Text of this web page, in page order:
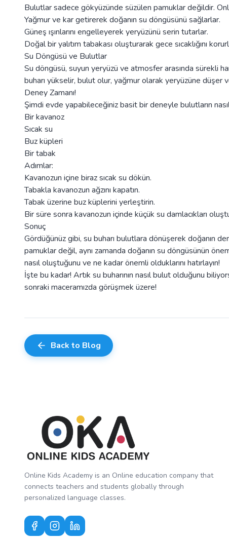
Bulutlar sadece gökyüzünde süzülen pamuklar değildir.
Yağmur ve kar getirerek doğanın su döngüsünü sağlarlar.
Güneş ışınlarını engelleyerek yeryüzünü serin tutarlar.
Doğal bir yalıtım tabakası oluşturarak gece sıcaklığını
Su Döngüsü ve Bulutlar
Su döngüsü, suyun yeryüzü ve atmosfer arasında sürekli
buharı yükselir, bulut olur, yağmur olarak yeryüzüne düşer
Deney Zamanı!
Şimdi evde yapabileceğiniz basit bir deneyle bulutların
Bir kavanoz
Sıcak su
Buz küpleri
Bir tabak
Adımlar:
Kavanozun içine biraz sıcak su dökün.
Tabakla kavanozun ağzını kapatın.
Tabak üzerine buz küplerini yerleştirin.
Bir süre sonra kavanozun içinde küçük su damlacıkları
Sonuç
Gördüğünüz gibi, su buharı bulutlara dönüşerek doğanın
pamuklar değil, aynı zamanda doğanın su döngüsünün
nasıl oluştuğunu ve ne kadar önemli olduklarını hatırlayın!
İşte bu kadar! Artık su buharının nasıl bulut olduğunu
sonraki maceramızda görüşmek üzere!
Back to Blog
Online Kids Academy is an Online education company that
connects teachers and students globally through
personalized language classes.